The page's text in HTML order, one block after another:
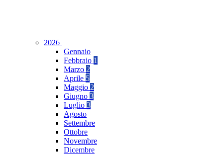
2026
Gennaio
Febbraio 1
Marzo 2
Aprile 5
Maggio 2
Giugno 3
Luglio 3
Agosto
Settembre
Ottobre
Novembre
Dicembre